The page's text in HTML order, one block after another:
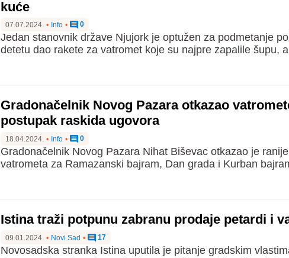
kuće
07.07.2024. • Info • 0
Jedan stanovnik države Njujork je optužen za podmetanje
detetu dao rakete za vatromet koje su najpre zapalile šupu,
Gradonačelnik Novog Pazara otkazao
postupak raskida ugovora
18.04.2024. • Info • 0
Gradonačelnik Novog Pazara Nihat Biševac otkazao je
vatrometa za Ramazanski bajram, Dan grada i Kurban
Istina traži potpunu zabranu prodaje petardi i
09.01.2024. • Novi Sad • 17
Novosadska stranka Istina uputila je pitanje gradskim